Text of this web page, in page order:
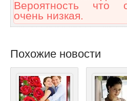
Вероятность что
очень низкая.
Похожие новости